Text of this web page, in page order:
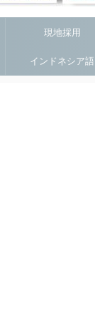
現地採用
インドネシア語